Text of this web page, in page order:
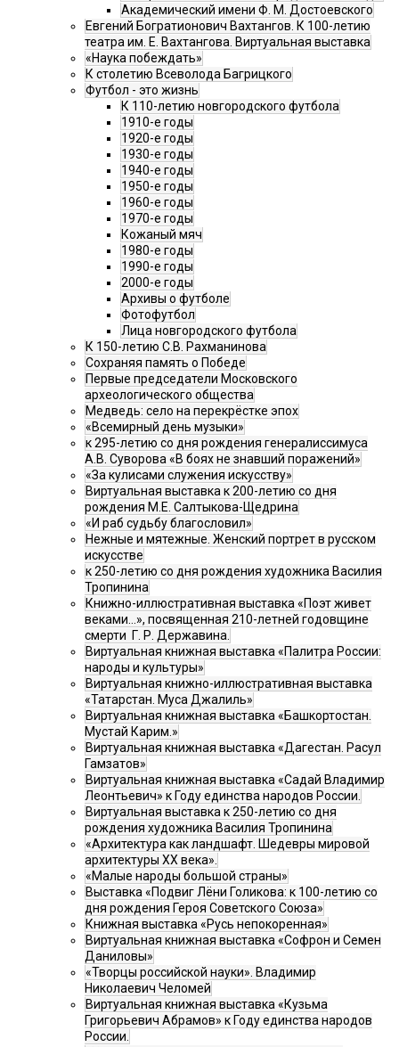
Академический имени Ф. М. Достоевского
Евгений Богратионович Вахтангов. К 100-летию
театра им. Е. Вахтангова. Виртуальная выставка
«Наука побеждать»
К столетию Всеволода Багрицкого
Футбол - это жизнь
К 110-летию новгородского футбола
1910-е годы
1920-е годы
1930-е годы
1940-е годы
1950-е годы
1960-е годы
1970-е годы
Кожаный мяч
1980-е годы
1990-е годы
2000-е годы
Архивы о футболе
Фотофутбол
Лица новгородского футбола
К 150-летию С.В. Рахманинова
Сохраняя память о Победе
Первые председатели Московского
археологического общества
Медведь: село на перекрёстке эпох
«Всемирный день музыки»
к 295-летию со дня рождения генералиссимуса
А.В. Суворова «В боях не знавший поражений»
«За кулисами служения искусству»
Виртуальная выставка к 200-летию со дня
рождения М.Е. Салтыкова-Щедрина
«И раб судьбу благословил»
Нежные и мятежные. Женский портрет в русском
искусстве
к 250-летию со дня рождения художника Василия
Тропинина
Книжно-иллюстративная выставка «Поэт живет
веками…», посвященная 210-летней годовщине
смерти Г. Р. Державина.
Виртуальная книжная выставка «Палитра России:
народы и культуры»
Виртуальная книжно-иллюстративная выставка
«Татарстан. Муса Джалиль»
Виртуальная книжная выставка «Башкортостан.
Мустай Карим.»
Виртуальная книжная выставка «Дагестан. Расул
Гамзатов»
Виртуальная книжная выставка «Садай Владимир
Леонтьевич» к Году единства народов России.
Виртуальная выставка к 250-летию со дня
рождения художника Василия Тропинина
«Архитектура как ландшафт. Шедевры мировой
архитектуры XX века».
«Малые народы большой страны»
Выставка «Подвиг Лёни Голикова: к 100-летию со
дня рождения Героя Советского Союза»
Книжная выставка «Русь непокоренная»
Виртуальная книжная выставка «Софрон и Семен
Даниловы»
«Творцы российской науки». Владимир
Николаевич Челомей
Виртуальная книжная выставка «Кузьма
Григорьевич Абрамов» к Году единства народов
России.